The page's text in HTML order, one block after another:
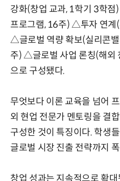
강화(창업 교과, 1학기 3학
프로그램, 16주) △투자 연계
△글로벌 역량 확보(실리콘
주) △글로벌 사업 론칭(해외
으로 구성됐다.
무엇보다 이론 교육을 넘어
외 현업 전문가 멘토링을 결
구성한 것이 특징이다. 학생
글로벌 시장 진출 전략까지
창업 성과는 지속적으로 확